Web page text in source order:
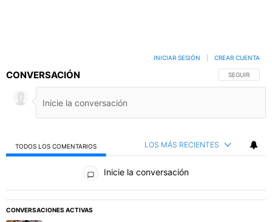
CONVERSACIÓN SIGA ESTA
SEGUIR
INICIAR SESIÓN CREAR CUENTA
TODOS LOS COMENTARIOS LOS MÁS RECIENTES
Todos los comentarios
Inicie la conversación